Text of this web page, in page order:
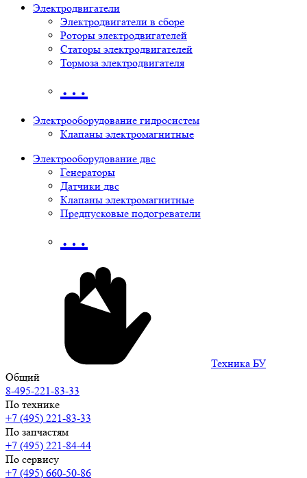
Электродвигатели
Электродвигатели в сборе
Роторы электродвигателей
Статоры электродвигателей
Тормоза электродвигателя
…
Электрооборудование гидросистем
Клапаны электромагнитные
Электрооборудование двс
Генераторы
Датчики двс
Клапаны электромагнитные
Предпусковые подогреватели
…
Техника БУ
Общий
8-495-221-83-33
По технике
+7 (495) 221-83-33
По запчастям
+7 (495) 221-84-44
По сервису
+7 (495) 660-50-86